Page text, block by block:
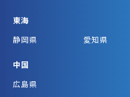
東海
静岡県
愛知県
中国
広島県